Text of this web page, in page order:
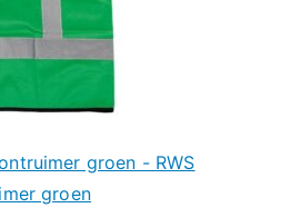
groen - RWS
groen